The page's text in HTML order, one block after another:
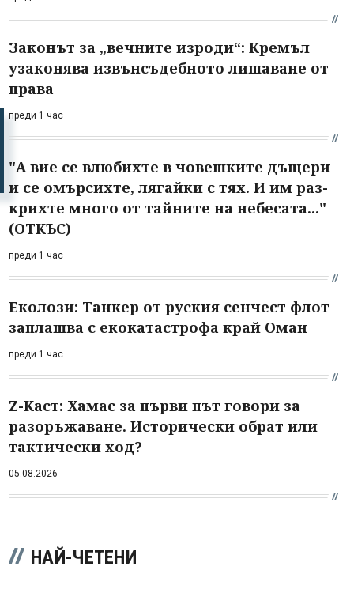
Законът за „вечните изроди“: Кремъл
узаконява извънсъдебното лишаване от
права
преди 1 час
"А вие се влюбихте в чо­вешките дъщери
и се омърсихте, лягайки с тях. И им раз­
крихте много от тайните на небесата..."
(ОТКЪС)
преди 1 час
Еколози: Танкер от руския сенчест флот
заплашва с екокатастрофа край Оман
преди 1 час
Z-Каст: Хамас за първи път говори за
разоръжаване. Исторически обрат или
тактически ход?
05.08.2026
НАЙ-ЧЕТЕНИ